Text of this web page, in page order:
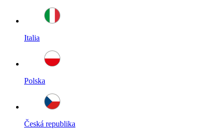
Italia
Polska
Česká republika